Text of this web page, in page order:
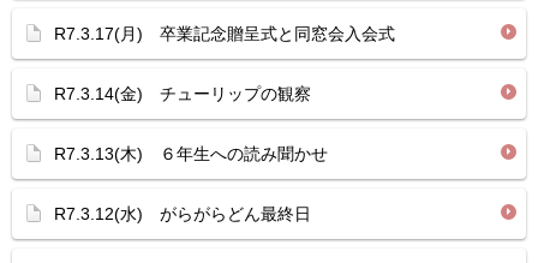
R7.3.17(月) 卒業記念贈呈式と同窓会入会式
R7.3.14(金) チューリップの観察
R7.3.13(木) ６年生への読み聞かせ
R7.3.12(水) がらがらどん最終日